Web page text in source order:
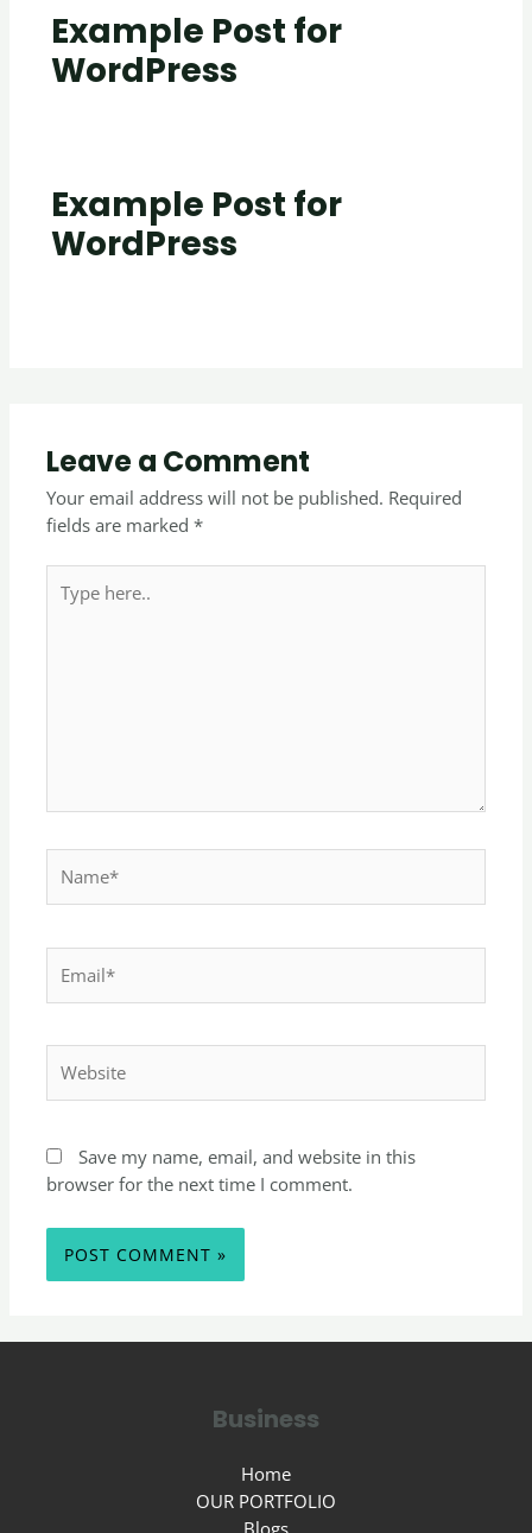
Example Post for
WordPress
Example Post for
WordPress
Leave a Comment
Your email address will not be published. Required
fields are marked*
Save my name, email, and website in this
browser for the next time I comment.
Business
Home
OUR PORTFOLIO